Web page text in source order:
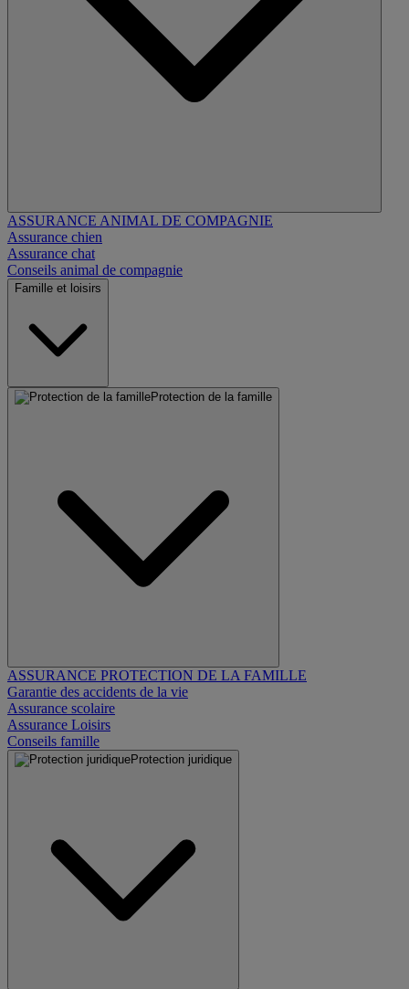
ASSURANCE ANIMAL DE COMPAGNIE
Assurance chien
Assurance chat
Conseils animal de compagnie
Famille et loisirs
Protection de la famille
ASSURANCE PROTECTION DE LA FAMILLE
Garantie des accidents de la vie
Assurance scolaire
Assurance Loisirs
Conseils famille
Protection juridique